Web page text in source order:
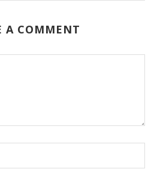
A COMMENT